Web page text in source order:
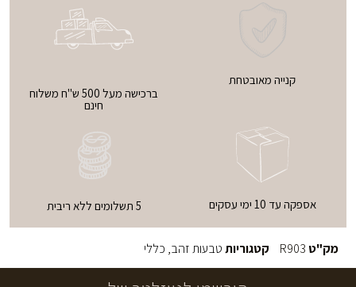
קנייה מאובטחת
ברכישה מעל 500 ש"ח משלוח
חינם
אספקה עד 10 ימי עסקים 5 תשלומים ללא ריבית
מק"ט R903 קטגוריותטבעות זהב, כללי